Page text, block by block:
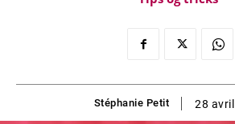
Stéphanie Petit 28